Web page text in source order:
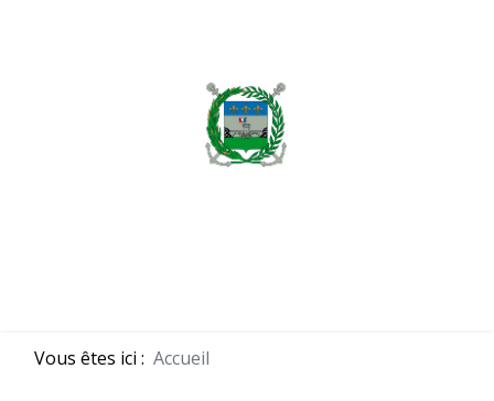
Vous êtes ici : Accueil